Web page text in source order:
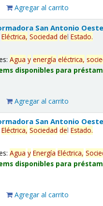
Agregar al carrito
San Antonio
Eléctrica, Sociedad delEstado.
Agua y energía eléctrica,
disponibles para
Agregar al carrito
San Antonio
Eléctrica, Sociedad delEstado.
Agua y Energía Eléctrica,
disponibles para
Agregar al carrito